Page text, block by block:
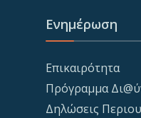
Ενημέρωση
Επικαιρότητα
Πρόγραμμα
Δηλώσεις